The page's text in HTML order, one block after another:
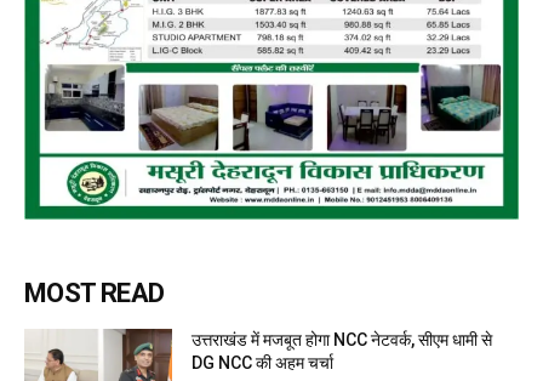
MOST READ
उत्तराखंड में मजबूत होगा NCC नेटवर्क, सीएम धामी से
DG NCC की अहम चर्चा